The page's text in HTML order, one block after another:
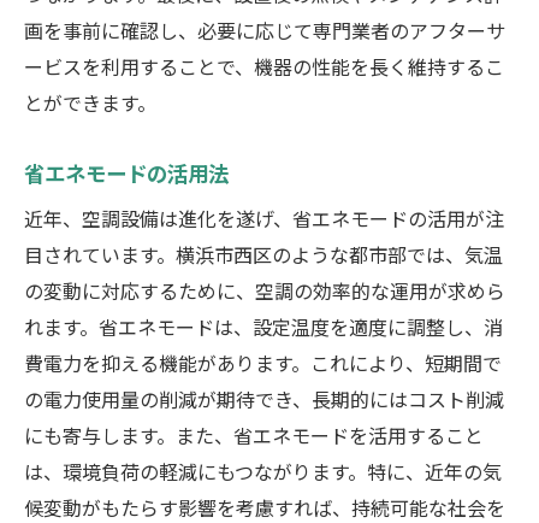
画を事前に確認し、必要に応じて専門業者のアフターサ
ービスを利用することで、機器の性能を長く維持するこ
とができます。
省エネモードの活用法
近年、空調設備は進化を遂げ、省エネモードの活用が注
目されています。横浜市西区のような都市部では、気温
の変動に対応するために、空調の効率的な運用が求めら
れます。省エネモードは、設定温度を適度に調整し、消
費電力を抑える機能があります。これにより、短期間で
の電力使用量の削減が期待でき、長期的にはコスト削減
にも寄与します。また、省エネモードを活用すること
は、環境負荷の軽減にもつながります。特に、近年の気
候変動がもたらす影響を考慮すれば、持続可能な社会を